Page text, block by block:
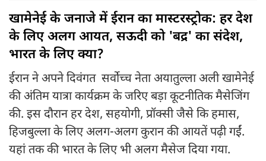
खामेनेई के जनाजे में ईरान का मास्टरस्ट्रोक: हर देश
के लिए अलग आयत, सऊदी को 'बद्र' का संदेश,
भारत के लिए क्या?
ईरान ने अपने दिवंगत सर्वोच्च नेता अयातुल्ला अली खामेनेई
की अंतिम यात्रा कार्यक्रम के जरिए बड़ा कूटनीतिक मैसेजिंग
की. इस दौरान हर देश, सहयोगी, प्रॉक्सी जैसे कि हमास,
हिजबुल्ला के लिए अलग-अलग कुरान की आयतें पढ़ी गईं.
यहां तक की भारत के लिए भी अलग मैसेज दिया गया.